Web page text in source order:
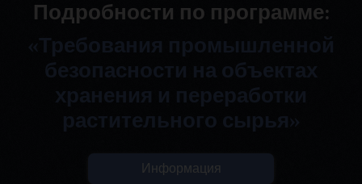
Подробности по программе:
«Требования промышленной
безопасности на объектах
хранения и переработки
растительного сырья»
Информация